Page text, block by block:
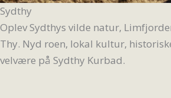
Sydthy
Oplev Sydthys vilde natur,
Thy. Nyd roen, lokal kultur,
velvære på Sydthy Kurbad.